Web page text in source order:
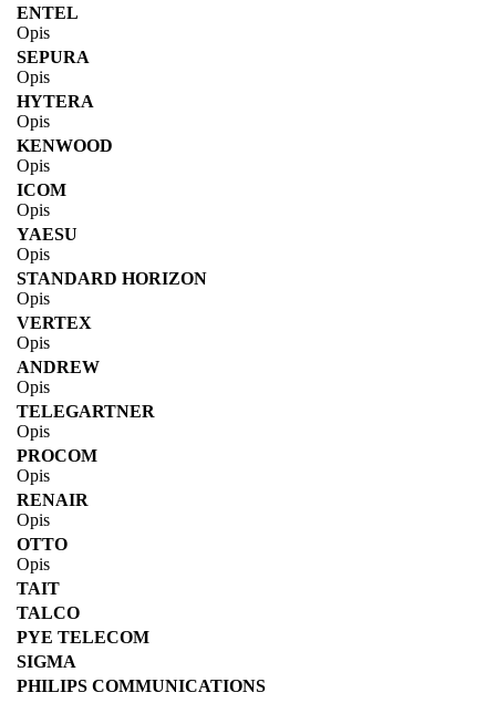
ENTEL
Opis
SEPURA
Opis
HYTERA
Opis
KENWOOD
Opis
ICOM
Opis
YAESU
Opis
STANDARD HORIZON
Opis
VERTEX
Opis
ANDREW
Opis
TELEGARTNER
Opis
PROCOM
Opis
RENAIR
Opis
OTTO
Opis
TAIT
TALCO
PYE TELECOM
SIGMA
PHILIPS COMMUNICATIONS